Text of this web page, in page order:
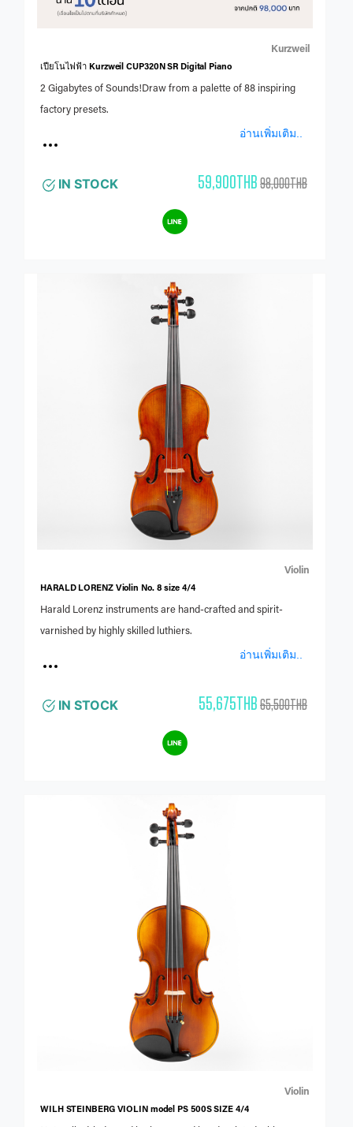
Kurzweil
เปียโนไฟฟ้า Kurzweil CUP320N SR Digital Piano
2 Gigabytes of Sounds!Draw from a palette of 88 inspiring
factory presets.
อ่านเพิ่มเติม..
IN STOCK 59,900THB98,000THB
Violin
HARALD LORENZ Violin No. 8 size 4/4
Harald Lorenz instruments are hand-crafted and spirit-
varnished by highly skilled luthiers.
อ่านเพิ่มเติม..
IN STOCK 55,675THB65,500THB
Violin
WILH STEINBERG VIOLIN model PS 500S SIZE 4/4